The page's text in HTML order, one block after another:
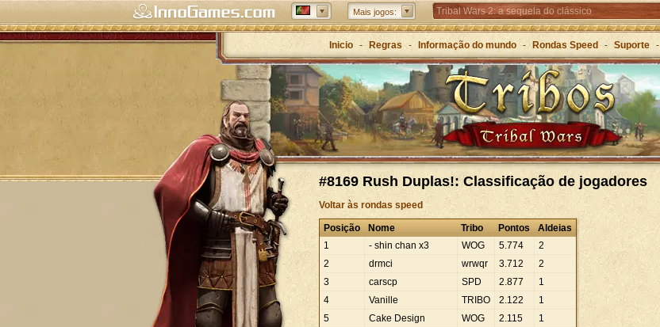
Mais jogos: Tribal Wars 2: a sequela do clássico
Forge of Empires – Estratégia ao longo das eras
Grepolis – Construa o seu império na Grécia Antiga
Inicio - Regras - Informação do mundo - Rondas Speed - Suporte -
#8169 Rush Duplas!: Classificação de jogadores
Voltar às rondas speed
Posição Nome Tribo Pontos
Aldeias
1
- shin chan x3 WOG 5.774
2
2
drmci wrwqr 3.712
2
3
carscp SPD 2.877
1
4
Vanille TRIBO 2.122
1
5
Cake Design WOG 2.115
1